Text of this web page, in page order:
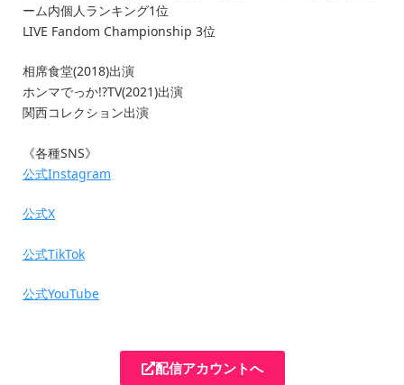
ーム内個人ランキング1位
LIVE Fandom Championship 3位
相席食堂(2018)出演
ホンマでっか!?TV(2021)出演
関西コレクション出演
《各種SNS》
公式Instagram
公式X
公式TikTok
公式YouTube
配信アカウントへ